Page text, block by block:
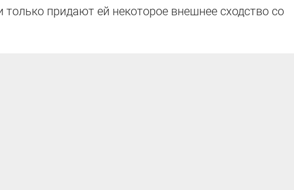
только придают ей некоторое внешнее сходство со